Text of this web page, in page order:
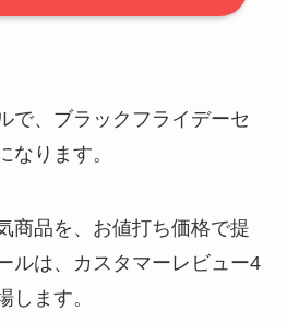
で、ブラックフライデーセ
なります。
商品を、お値打ち価格で提
ルは、カスタマーレビュー4
します。